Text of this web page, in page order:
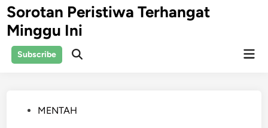
Skip
to
content
Sorotan Peristiwa Terhangat
Minggu Ini
Subscribe
Open
PostedMENTAH